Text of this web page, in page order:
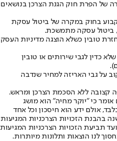
עד 10,000 ₪ במקרה של הפרת חוק הגנת הצרכן בנושאים
בחוק במקרה של ביטול עסקת
ביטול עסקה מתמשכת.
טובין כשלא הוצגה מדיניות העסק
כדין לגבי שירותים או טובין
על גבי האריזה למחיר שנדבה
קצובה ללא הסכמת הצרכן ומראש.
כי "יוקר מחיה" הוא מושג
אולם ידע הוא חיסכון וכל אחד
בהבנת הזכויות הצרכניות המגיעות
תביעת הזכויות הצרכניות המגיעות
לנו הוצאות ותלונות מיותרות.